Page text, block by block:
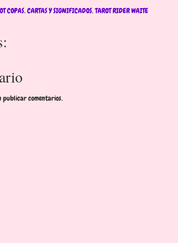
COPAS,CARTAS Y SIGNIFICADOS,TAROT RIDER WAITE
publicar comentarios.